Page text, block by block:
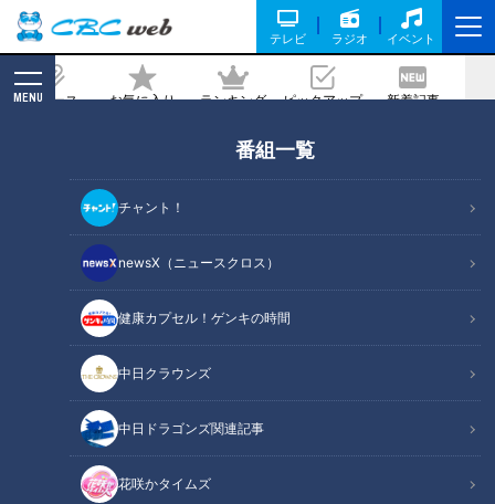
テレビ ラジオ イベント
ニュース お気に入り ランキング ピックアップ 新着記事
MENU
番組一覧
チャント！
newsX（ニュースクロス）
健康カプセル！ゲンキの時間
中日クラウンズ
中日ドラゴンズ関連記事
花咲かタイムズ
とは？あなたも不足しているかも！？イ
チから学ぶ“栄養素”の役割
記事に戻る